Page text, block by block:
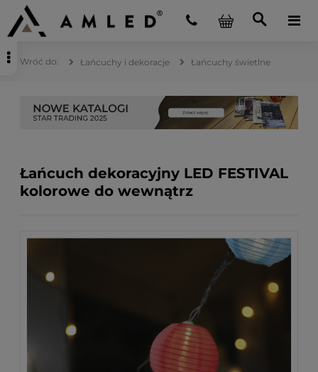
Łańcuchy i dekoracje Łańcuchy świetlne
Łańcuch dekoracyjny LED FESTIVAL
kolorowe do wewnątrz